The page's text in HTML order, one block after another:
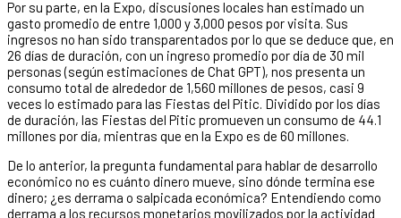
Por su parte, en la Expo, discusiones locales han estimado un
gasto promedio de entre 1,000 y 3,000 pesos por visita. Sus
ingresos no han sido transparentados por lo que se deduce que, en
26 días de duración, con un ingreso promedio por día de 30 mil
personas (según estimaciones de Chat GPT), nos presenta un
consumo total de alrededor de 1,560 millones de pesos, casi 9
veces lo estimado para las Fiestas del Pitic. Dividido por los días
de duración, las Fiestas del Pitic promueven un consumo de 44.1
millones por día, mientras que en la Expo es de 60 millones.
De lo anterior, la pregunta fundamental para hablar de desarrollo
económico no es cuánto dinero mueve, sino dónde termina ese
dinero; ¿es derrama o salpicada económica? Entendiendo como
derrama a los recursos monetarios movilizados por la actividad